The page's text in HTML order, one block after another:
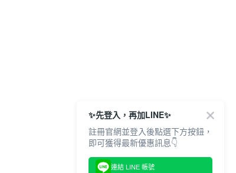
✨先登入，再加LINE✨
註冊官網並登入後點選下方按鈕，
即可獲得最新優惠訊息👇
連結 LINE 帳號